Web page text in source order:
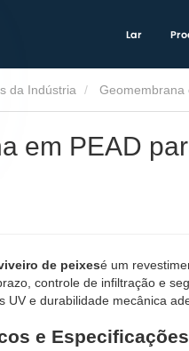
Lar
da Indústria Geomembrana
em PEAD
de peixesé um
controle de infiltração e
UV e durabilidade mecânica
e Especificações